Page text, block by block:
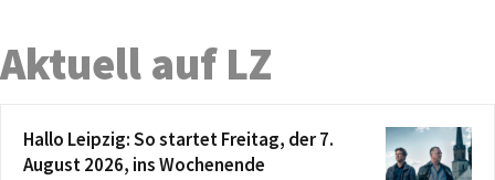
Aktuell auf LZ
Hallo Leipzig: So startet Freitag, der 7.
August 2026, ins Wochenende